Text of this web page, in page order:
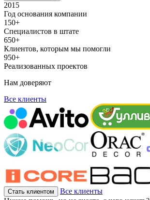
2015
Год основания компании
150+
Специалистов в штате
650+
Клиентов, которым мы помогли
950+
Реализованных проектов
Нам доверяют
Все клиенты
Стать клиентом
Все клиенты